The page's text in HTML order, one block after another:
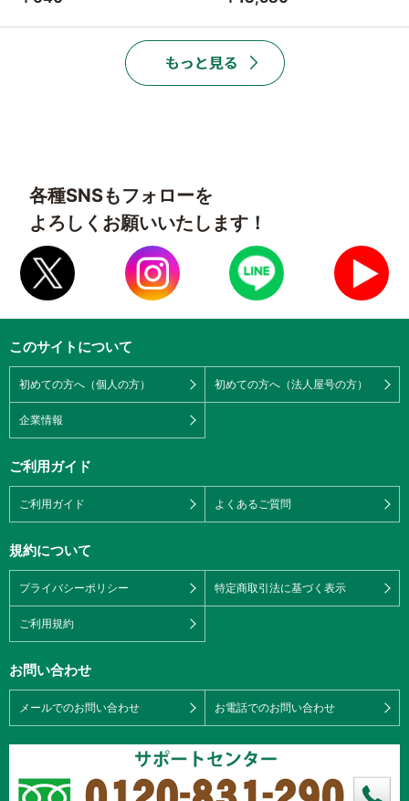
各種SNSもフォローを
よろしくお願いいたします！
このサイトについて
初めての方へ（個人の方） 初めての方へ（法人屋号の方）
企業情報
ご利用ガイド
ご利用ガイド よくあるご質問
規約について
プライバシーポリシー 特定商取引法に基づく表示
ご利用規約
お問い合わせ
メールでのお問い合わせ お電話でのお問い合わせ